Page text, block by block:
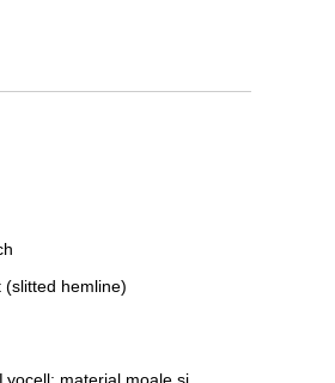
(slitted hemline)
material moale și